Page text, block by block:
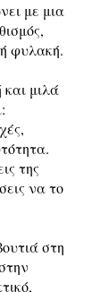
με μια
φυλακή.
μιλά
της
να το
στη